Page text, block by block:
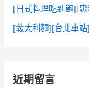
[日式料理吃到飽][
[義大利麵][台北車
近期留言